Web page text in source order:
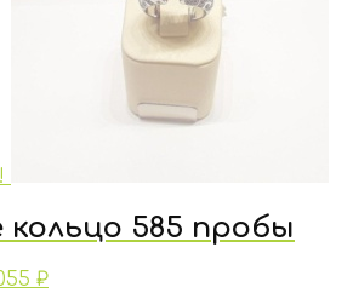
585 пробы
₽